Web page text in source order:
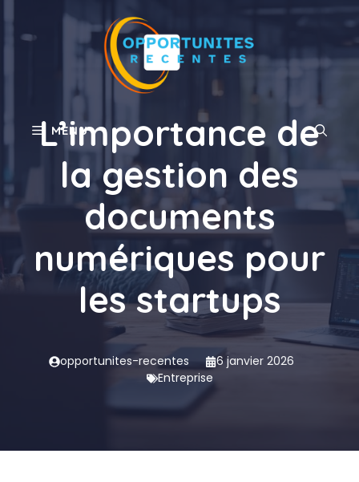
MENU
L’importance de
la gestion des
documents
numériques pour
les startups
opportunites-recentes
6 janvier 2026
Entreprise